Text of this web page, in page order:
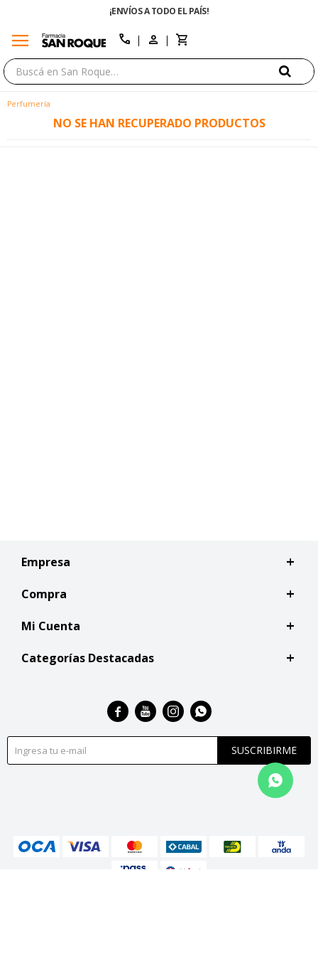
¡ENVÍOS A TODO EL PAÍS!
menu call
Perfumería
NO SE HAN RECUPERADO PRODUCTOS
Empresa
Compra
Mi Cuenta
Categorías Destacadas
SUSCRIBIRME
   
close